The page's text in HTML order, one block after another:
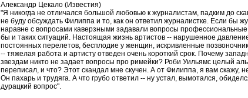
Александр Цекало (Известия)
"Я никогда не отличался большой любовью к журналистам, падким до
не буду обсуждать Филиппа и то, как он ответил журналистке. Если бы
наравне с вопросами каверзными задавали вопросы
бы и таких ситуаций. Настоящая жизнь артистов -- нарушенное
постоянных перелетов, бесплодие у женщин, искривленные
-- тяжелая работа и артисту отведен очень короткий срок. Почему
звездам никто не задает вопросы про римейки? Роби Уильямс целый
переписал, и что? Этот скандал мне скучен. А от Филиппа, я вам скажу,
Он пахарь и трудяга. А что грубо ответил -- ну устал, вымотался,
дурацкий вопрос".